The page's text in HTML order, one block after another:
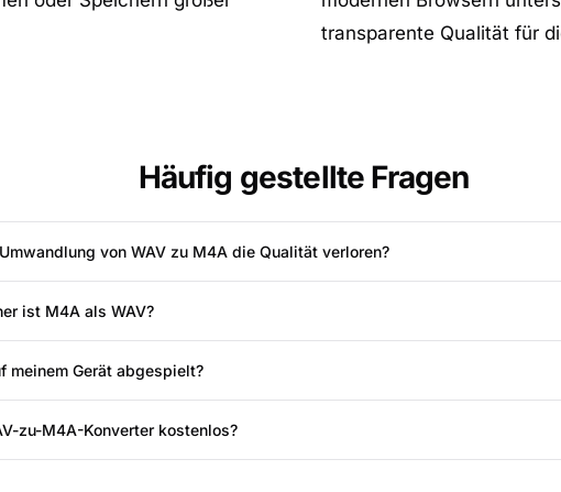
transparente Qualität für
Häufig gestellte Fragen
von WAV zu M4A die Qualität verloren?
ist M4A als WAV?
meinem Gerät abgespielt?
zu-M4A-Konverter kostenlos?